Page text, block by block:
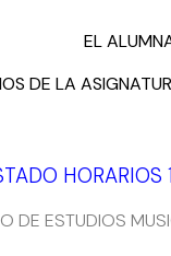
EL
DE LA
HORARIOS
DE ESTUDIOS